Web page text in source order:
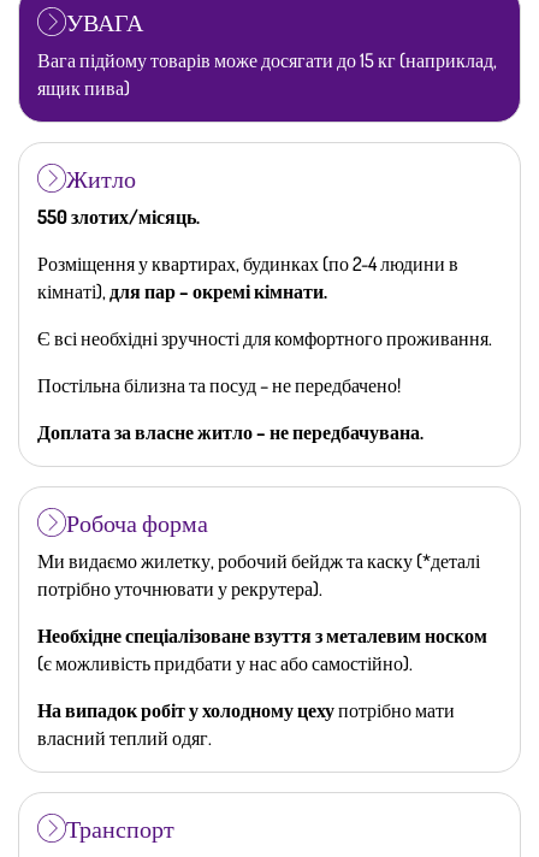
УВАГА
Вага підйому товарів може досягати до 15 кг (наприклад,
ящик пива)
Житло
550 злотих/місяць.
Розміщення у квартирах, будинках (по 2-4 людини в
кімнаті), для пар – окремі кімнати.
Є всі необхідні зручності для комфортного проживання.
Постільна білизна та посуд – не передбачено!
Доплата за власне житло – не передбачувана.
Робоча форма
Ми видаємо жилетку, робочий бейдж та каску (*деталі
потрібно уточнювати у рекрутера).
Необхідне спеціалізоване взуття з металевим носком
(є можливість придбати у нас або самостійно).
На випадок робіт у холодному цехупотрібно мати
власний теплий одяг.
Транспорт